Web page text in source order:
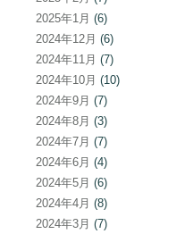
2025年1月 (6)
2024年12月 (6)
2024年11月 (7)
2024年10月 (10)
2024年9月 (7)
2024年8月 (3)
2024年7月 (7)
2024年6月 (4)
2024年5月 (6)
2024年4月 (8)
2024年3月 (7)